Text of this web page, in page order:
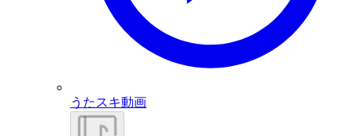
うたスキ動画